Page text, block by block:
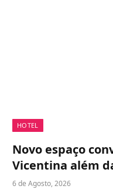
HOTEL
Novo espaço
Vicentina além
6 de Agosto, 2026